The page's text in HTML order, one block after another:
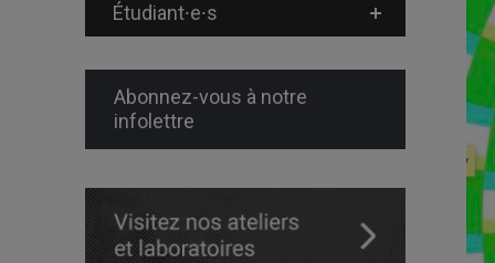
Étudiant⸱e⸱s
Abonnez-vous à notre
infolettre